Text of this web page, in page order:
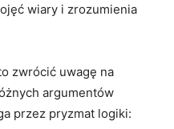
wiary i zrozumienia⁣
zwrócić uwagę na
argumentów⁢
przez pryzmat⁢ logiki: